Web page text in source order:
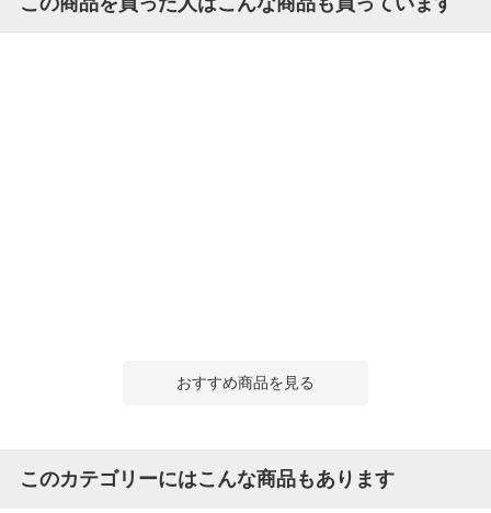
おすすめ商品を見る
このカテゴリーにはこんな商品もあります